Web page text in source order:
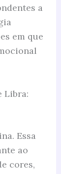
a
em que
Libra:
Essa
ao
cores,